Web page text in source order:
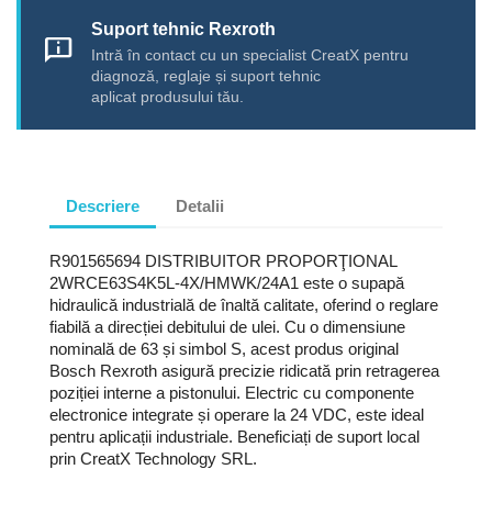
chat_info
Suport tehnic Rexroth
Intră în contact cu un specialist CreatX pentru
diagnoză, reglaje și suport tehnic
aplicat produsului tău.
Descriere Detalii
R901565694 DISTRIBUITOR PROPORŢIONAL
2WRCE63S4K5L-4X/HMWK/24A1 este o supapă
hidraulică industrială de înaltă calitate, oferind o reglare
fiabilă a direcției debitului de ulei. Cu o dimensiune
nominală de 63 și simbol S, acest produs original
Bosch Rexroth asigură precizie ridicată prin retragerea
poziției interne a pistonului. Electric cu componente
electronice integrate și operare la 24 VDC, este ideal
pentru aplicații industriale. Beneficiați de suport local
prin CreatX Technology SRL.